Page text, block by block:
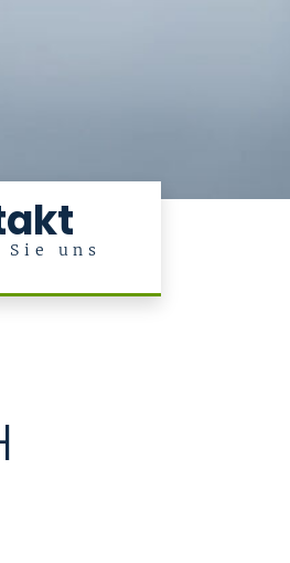
Sie uns